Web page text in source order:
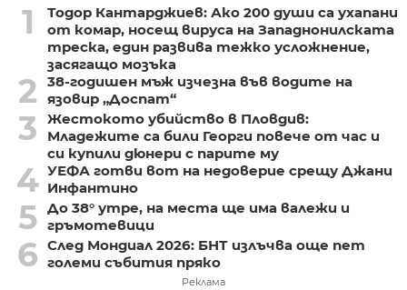
1
Тодор Кантарджиев: Ако 200 души са ухапани
от комар, носещ вируса на Западнонилската
треска, един развива тежко усложнение,
засягащо мозъка
2
38-годишен мъж изчезна във водите на
язовир „Доспат“
3
Жестокото убийство в Пловдив:
Младежите са били Георги повече от час и
си купили дюнери с парите му
4 УЕФА готви вот на недоверие срещу Джани
Инфантино
5 До 38° утре, на места ще има валежи и
гръмотевици
6 След Мондиал 2026: БНТ излъчва още пет
големи събития пряко
Реклама